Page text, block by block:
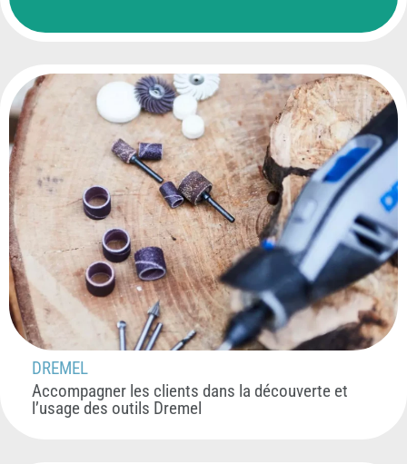
DREMEL
Accompagner les clients dans la découverte et
l’usage des outils Dremel